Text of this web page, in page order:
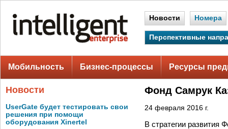
Новости Номера
Перспективные
Мобильность Бизнес-процессы Ресурсы
Новости
UserGate будет тестировать свои
решения при помощи
оборудования Xinertel
Фонд Самрук
24 февраля 2016 г.
В стратегии развития